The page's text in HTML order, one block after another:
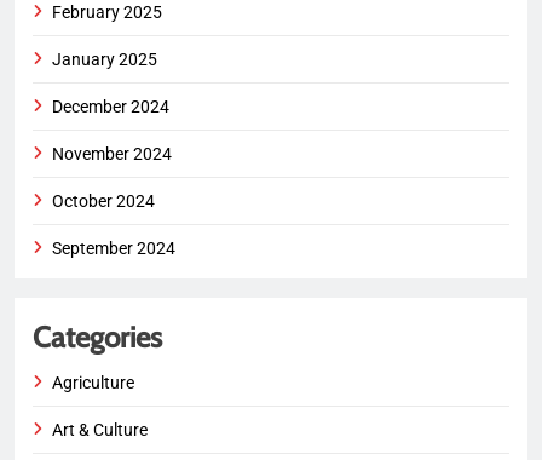
February 2025
January 2025
December 2024
November 2024
October 2024
September 2024
Categories
Agriculture
Art & Culture